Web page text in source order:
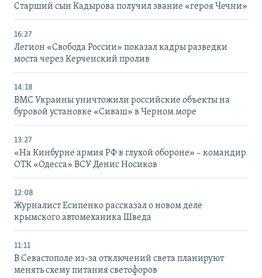
Старший сын Кадырова получил звание «героя Чечни»
16:27
Легион «Свобода России» показал кадры разведки
моста через Керченский пролив
14:18
ВМС Украины уничтожили российские объекты на
буровой установке «Сиваш» в Черном море
13:27
«На Кинбурне армия РФ в глухой обороне» – командир
ОТК «Одесса» ВСУ Денис Носиков
12:08
Журналист Есипенко рассказал о новом деле
крымского автомеханика Шведа
11:11
В Севастополе из-за отключений света планируют
менять схему питания светофоров